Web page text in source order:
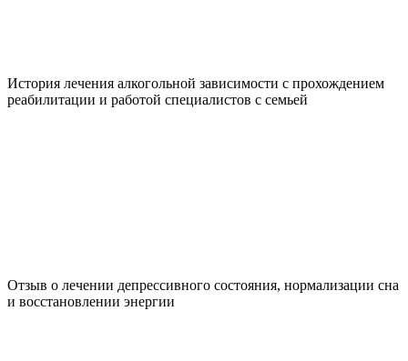
История лечения алкогольной зависимости с прохождением
реабилитации и работой специалистов с семьей
Отзыв о лечении депрессивного состояния, нормализации сна
и восстановлении энергии